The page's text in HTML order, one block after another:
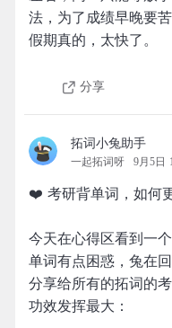
法，为了成绩早晚要苦
假期真的，太快了。
分享
拓词小兔助手
一起拓词呀 9月5日
❤️ 考研背单词，如何
今天在心得区看到一
单词有点困惑，兔在
分享给所有的拓词的
功效发挥最大：